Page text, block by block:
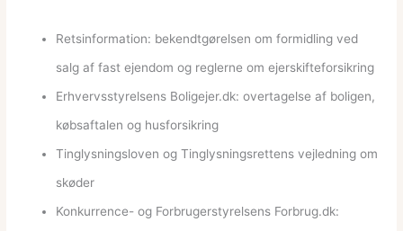
Retsinformation: bekendtgørelsen om formidling ved
salg af fast ejendom og reglerne om ejerskifteforsikring
Erhvervsstyrelsens Boligejer.dk: overtagelse af boligen,
købsaftalen og husforsikring
Tinglysningsloven og Tinglysningsrettens vejledning om
skøder
Konkurrence- og Forbrugerstyrelsens Forbrug.dk: